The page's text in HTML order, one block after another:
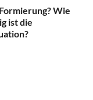
Wie
ist die